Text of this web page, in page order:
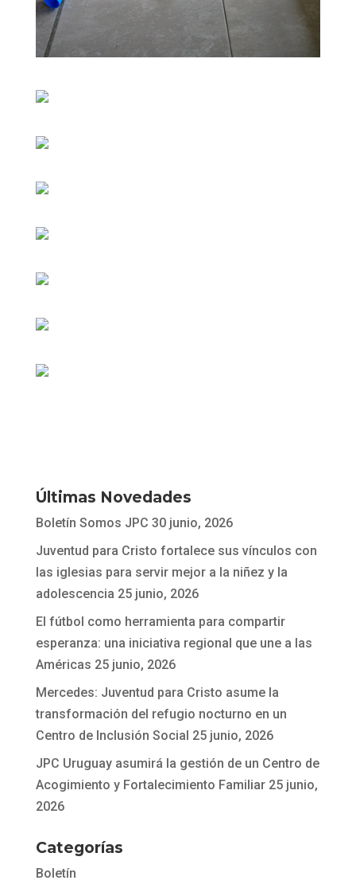
Últimas Novedades
Boletín Somos JPC 30 junio, 2026
Juventud para Cristo fortalece sus vínculos con
las iglesias para servir mejor a la niñez y la
adolescencia 25 junio, 2026
El fútbol como herramienta para compartir
esperanza: una iniciativa regional que une a las
Américas 25 junio, 2026
Mercedes: Juventud para Cristo asume la
transformación del refugio nocturno en un
Centro de Inclusión Social 25 junio, 2026
JPC Uruguay asumirá la gestión de un Centro de
Acogimiento y Fortalecimiento Familiar 25 junio,
2026
Categorías
Boletín